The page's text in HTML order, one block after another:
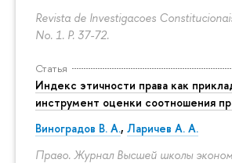
Revista de Investigacoes
No. 1. P. 37-72.
Статья
Индекс этичности права как
инструмент оценки соотношения
Виноградов В. А., Ларичев А. А.
Право. Журнал Высшей школы